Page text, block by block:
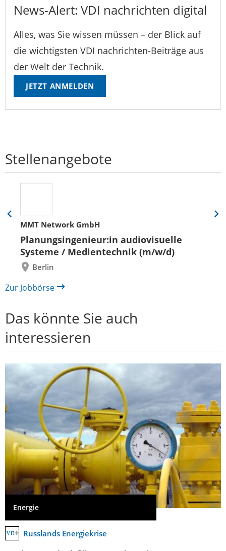
News-Alert: VDI nachrichten digital
Alles, was Sie wissen müssen – der Blick auf
die wichtigsten VDI nachrichten-Beiträge aus
der Welt der Technik.
JETZT ANMELDEN
Stellenangebote
MMT Network GmbH
Planungsingenieur:in audiovisuelle
Systeme / Medientechnik (m/w/d)
Berlin
Eine
Folie
zurück
Eine
Zur Jobbörse
Das könnte Sie auch
interessieren
Energie
Russlands Energiekrise